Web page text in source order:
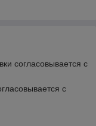
согласовывается с
с